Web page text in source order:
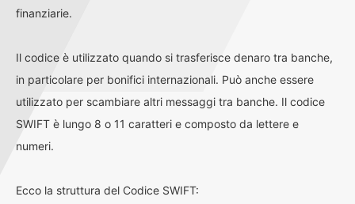
finanziarie.
Il codice è utilizzato quando si trasferisce denaro tra banche,
in particolare per bonifici internazionali. Può anche essere
utilizzato per scambiare altri messaggi tra banche. Il codice
SWIFT è lungo 8 o 11 caratteri e composto da lettere e
numeri.
Ecco la struttura del Codice SWIFT: